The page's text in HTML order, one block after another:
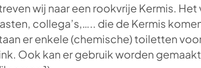
wij naar een rookvrije Kermis.
collega’s,….. die de Kermis
er enkele (chemische) toiletten
Ook kan er gebruik worden